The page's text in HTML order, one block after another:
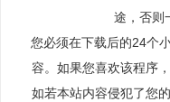
途，否则
您必须在下载后的24个
容。如果您喜欢该程序
如若本站内容侵犯了您